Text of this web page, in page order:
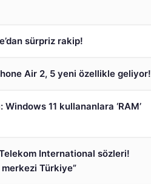
sürpriz rakip!
Air 2, 5 yeni özellikle geliyor!
11 kullananlara ‘RAM’
International sözleri!
merkezi Türkiye”